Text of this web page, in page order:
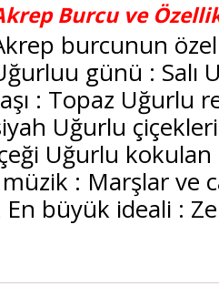
Burcu ve
burcunun
günü : Salı
: Topaz Uğurlu
Uğurlu çiçekleri
Uğurlu
: Marşlar ve
En büyük ideali :